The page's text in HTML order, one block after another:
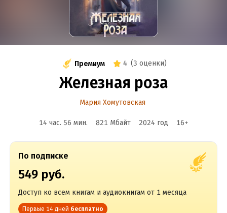
Премиум 4 (3 оценки)
Железная роза
Мария Хомутовская
14 час. 56 мин. 821 Мбайт 2024 год 16+
По подписке
549 руб.
Доступ ко всем книгам и аудиокнигам от 1 месяца
Первые 14 дней бесплатно